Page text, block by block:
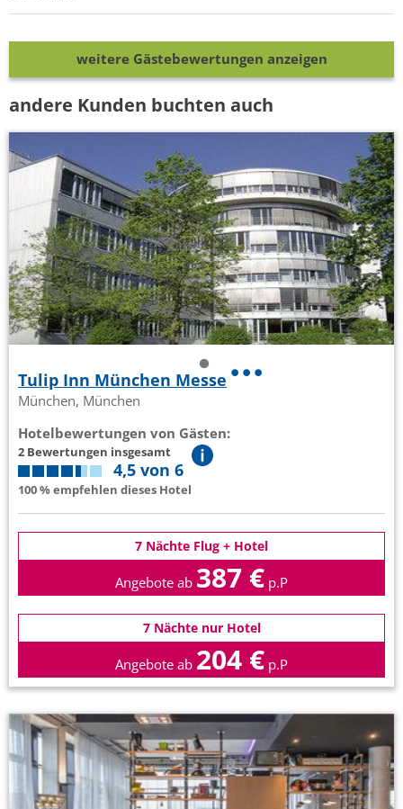
weitere Gästebewertungen anzeigen
andere Kunden buchten auch
Tulip Inn München Messe
München, München
Hotelbewertungen von Gästen:
2 Bewertungen insgesamt
4,5 von 6
100 % empfehlen dieses Hotel
7 Nächte Flug + Hotel
Angebote ab 387 € p.P
7 Nächte nur Hotel
Angebote ab 204 € p.P